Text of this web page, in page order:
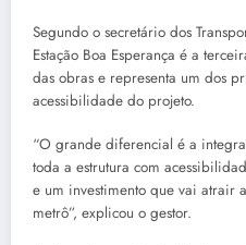
Segundo o secretário dos
Estação Boa Esperança é a
das obras e representa um dos
acessibilidade do projeto.
“O grande diferencial é a
toda a estrutura com
e um investimento que vai atrair
metrô”, explicou o gestor.